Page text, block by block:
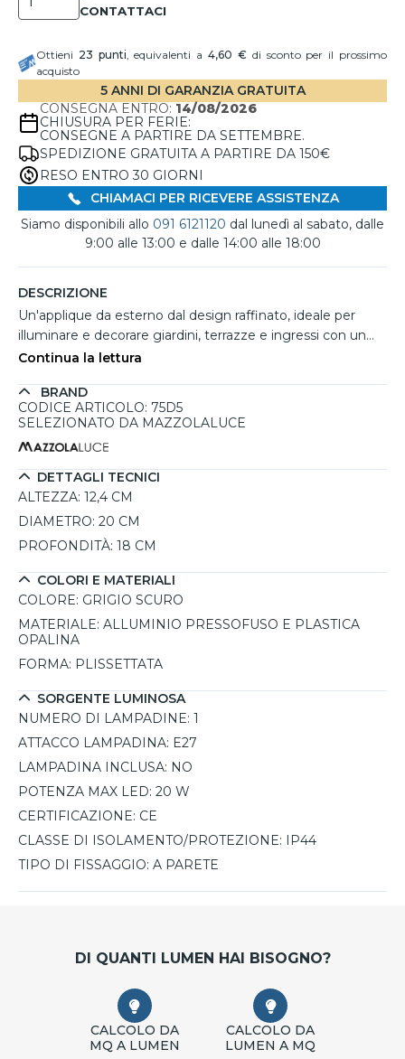
Ottieni 23 punti, equivalenti a4,60 €di sconto per il prossimo
acquisto
5 ANNI DI GARANZIA GRATUITA
CONSEGNA ENTRO: 14/08/2026
CHIUSURA PER FERIE:
CONSEGNE A PARTIRE DA SETTEMBRE.
SPEDIZIONE GRATUITA A PARTIRE DA 150€
RESO ENTRO 30 GIORNI
CHIAMACI PER RICEVERE ASSISTENZA
Siamo disponibili allo 091 6121120 dal lunedì al sabato, dalle
9:00 alle 13:00 e dalle 14:00 alle 18:00
DESCRIZIONE
Un'applique da esterno dal design raffinato, ideale per
illuminare e decorare giardini, terrazze e ingressi con un
tocco di eleganza. La struttura in alluminio pressofuso di
mentre il diffusore bianco plissettato in materiale plastico
opalino offre un'illuminazione morbida e uniforme. Grazie
ambienti esterni, garantendo protezione da polvere e
spruzzi d'acqua. Il portalampada E27 consente di utilizzare
lampadine LED o a risparmio energetico, acquistabili
separatamente, permettendo così di personalizzare
l'intensità e il colore della luce in base alle proprie
esigenze. Perfetta per essere abbinata ad altre lampade
della stessa collezione, questa applique unisce funzionalità
e stile, donando un'atmosfera accogliente agli spazi
Continua la lettura
BRAND
CODICE ARTICOLO: 75D5
SELEZIONATO DA MAZZOLALUCE
DETTAGLI TECNICI
ALTEZZA: 12,4 CM
DIAMETRO: 20 CM
PROFONDITÀ: 18 CM
COLORI E MATERIALI
COLORE: GRIGIO SCURO
MATERIALE: ALLUMINIO PRESSOFUSO E PLASTICA
OPALINA
FORMA: PLISSETTATA
SORGENTE LUMINOSA
NUMERO DI LAMPADINE: 1
ATTACCO LAMPADINA: E27
LAMPADINA INCLUSA: NO
POTENZA MAX LED: 20 W
CERTIFICAZIONE: CE
CLASSE DI ISOLAMENTO/PROTEZIONE: IP44
TIPO DI FISSAGGIO: A PARETE
DI QUANTI LUMEN HAI BISOGNO?
CALCOLO DA
MQ A LUMEN
CALCOLO DA
LUMEN A MQ